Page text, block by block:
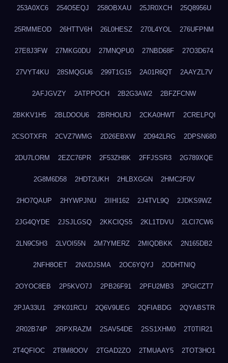
253A0XC6 254O5EQJ 258OBXAU 25JR0XCH 25Q8956U
25RMMEOD 26HTTV6H 26L0HESZ 270L4YOL 276UFPNM
27E8J3FW 27MKG0DU 27MNQPU0 27NBD68F 27O3D674
27VYT4KU 28SMQGU6 299T1G15 2A01R6QT 2AAYZL7V
2AFJGVZY 2ATPPOCH 2B2G3AW2 2BFZFCNW
2BKKV1H5 2BLDOOU6 2BRHOLRJ 2CKA0HWT 2CRELPQI
2CSOTXFR 2CVZ7WMG 2D26EBXW 2D942LRG 2DPSN680
2DU7LORM 2EZC76PR 2F53ZH8K 2FFJSSR3 2G789XQE
2G8M6D58 2HDT2UKH 2HLBXGGN 2HMC2F0V
2HO7QAUP 2HYWPJNU 2IIHI162 2J4TVL9Q 2JDKS9WZ
2JG4QYDE 2JSJLGSQ 2KKCIQS5 2KL1TDVU 2LCI7CW6
2LN9C5H3 2LVOI55N 2M7YMERZ 2MIQDBKK 2N165DB2
2NFH8OET 2NXDJSMA 2OC6YQYJ 2ODHTNIQ
2OYOC8EB 2P5KVO7J 2PB26F91 2PFU2MB3 2PGICZT7
2PJA33U1 2PK01RCU 2Q6V9UEG 2QFIABDG 2QYABSTR
2R02B74P 2RPXRAZM 2SAV54DE 2SS1XHM0 2T0TIR21
2T4QFIOC 2T8M8OOV 2TGAD2ZO 2TMUAAY5 2TOT3HO1